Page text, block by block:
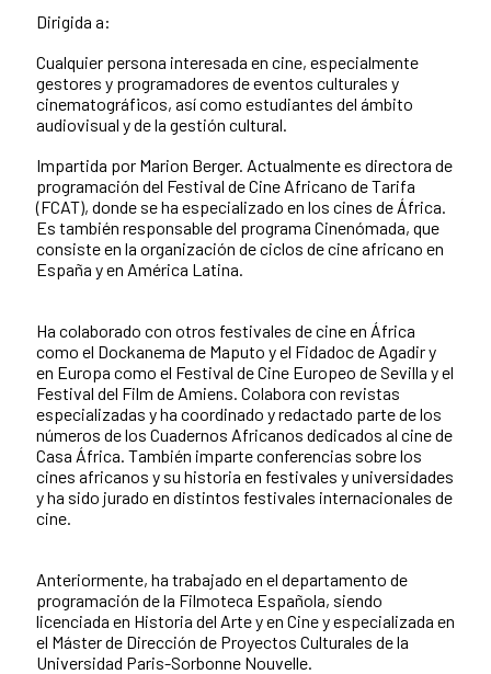
Dirigida a:
Cualquier persona interesada en cine, especialmente
gestores y programadores de eventos culturales y
cinematográficos, así como estudiantes del ámbito
audiovisual y de la gestión cultural.
Impartida por Marion Berger. Actualmente es directora de
programación del Festival de Cine Africano de Tarifa
(FCAT), donde se ha especializado en los cines de África.
Es también responsable del programa Cinenómada, que
consiste en la organización de ciclos de cine africano en
España y en América Latina.
Ha colaborado con otros festivales de cine en África
como el Dockanema de Maputo y el Fidadoc de Agadir y
en Europa como el Festival de Cine Europeo de Sevilla y el
Festival del Film de Amiens. Colabora con revistas
especializadas y ha coordinado y redactado parte de los
números de los Cuadernos Africanos dedicados al cine de
Casa África. También imparte conferencias sobre los
cines africanos y su historia en festivales y universidades
y ha sido jurado en distintos festivales internacionales de
cine.
Anteriormente, ha trabajado en el departamento de
programación de la Filmoteca Española, siendo
licenciada en Historia del Arte y en Cine y especializada en
el Máster de Dirección de Proyectos Culturales de la
Universidad Paris-Sorbonne Nouvelle.